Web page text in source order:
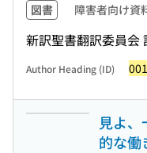
図書 障害者向け資
新訳聖書翻訳委員会
Author Heading (ID)
見よ
的な働